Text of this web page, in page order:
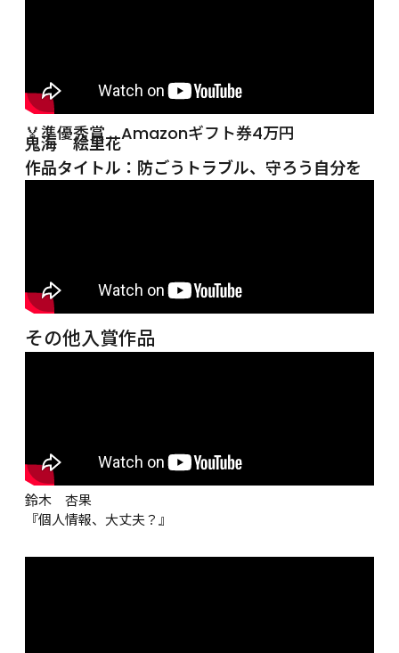
🏅準優秀賞　Amazonギフト券4万円
鬼海　絵里花
作品タイトル：防ごうトラブル、守ろう自分を
その他入賞作品
鈴木　杏果
『個人情報、大丈夫？』